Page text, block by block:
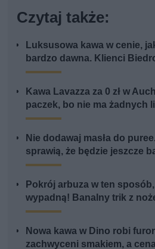
Czytaj także:
Luksusowa kawa w cenie,
bardzo dawna. Klienci
Kawa Lavazza za 0 zł w
paczek, bo nie ma żadnych
Nie dodawaj masła do
sprawią, że będzie jeszcze
Pokrój arbuza w ten
wypadną! Banalny trik z
Nowa kawa w Dino robi
zachwyceni smakiem, a